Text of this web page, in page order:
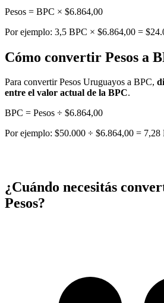
Pesos = BPC × $6.864,00
Por ejemplo: 3,5 BPC × $6.864,00 =
Cómo convertir Pesos a
Para convertir Pesos Uruguayos a BPC,
entre el valor actual de la BPC.
BPC = Pesos ÷ $6.864,00
Por ejemplo: $50.000 ÷ $6.864,00 = 7,28
¿Cuándo necesitás
Pesos?